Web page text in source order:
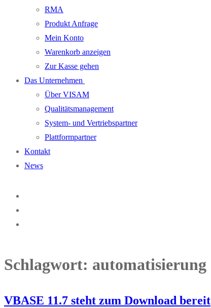
RMA
Produkt Anfrage
Mein Konto
Warenkorb anzeigen
Zur Kasse gehen
Das Unternehmen
Über VISAM
Qualitätsmanagement
System- und Vertriebspartner
Plattformpartner
Kontakt
News
Schlagwort: automatisierung
VBASE 11.7 steht zum Download bereit